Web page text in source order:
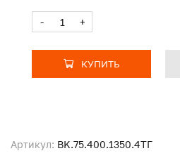
Артикул: BK.75.400.1350.4ТГ
- +
КУПИТЬ